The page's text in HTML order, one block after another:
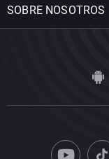
SOBRE NOSOTROS